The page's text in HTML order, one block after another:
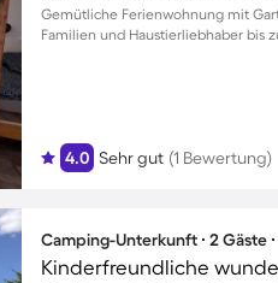
Gemütliche Ferienwohnung mit
Familien und Haustierliebhaber bis
4.0 Sehr gut (1 Bewertung)
Camping-Unterkunft ∙ 2 Gäste